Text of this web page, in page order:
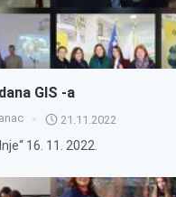
GIS -a
21.11.2022
16. 11. 2022.